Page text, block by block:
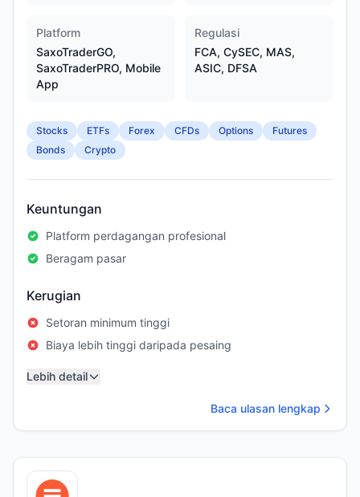
Platform
SaxoTraderGO,
SaxoTraderPRO, Mobile
App
Regulasi
FCA, CySEC, MAS,
ASIC, DFSA
Stocks ETFs Forex CFDs Options
Futures
Bonds
Crypto
Keuntungan
Platform perdagangan profesional
Beragam pasar
Kerugian
Setoran minimum tinggi
Biaya lebih tinggi daripada pesaing
Lebih detail
Baca ulasan lengkap